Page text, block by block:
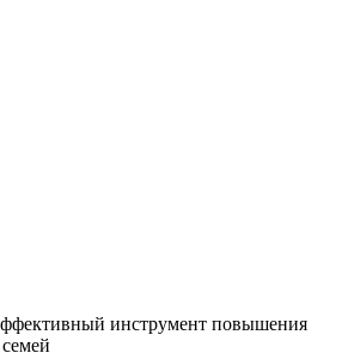
инструмент повышения